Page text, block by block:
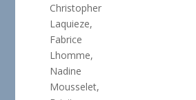
Christopher
Laquieze,
Fabrice
Lhomme,
Nadine
Mousselet,